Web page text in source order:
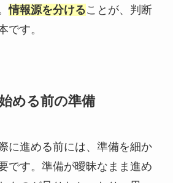
情報源を分けることが、判断
です。
める前の準備
に進める前には、準備を細か
です。準備が曖昧なまま進め